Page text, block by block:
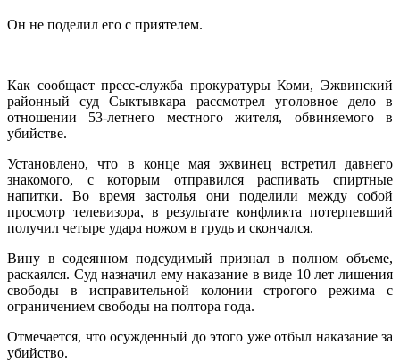
Он не поделил его с приятелем.
Как сообщает пресс-служба прокуратуры Коми, Эжвинский
районный суд Сыктывкара рассмотрел уголовное дело в
отношении 53-летнего местного жителя, обвиняемого в
убийстве.
Установлено, что в конце мая эжвинец встретил давнего
знакомого, с которым отправился распивать спиртные
напитки. Во время застолья они поделили между собой
просмотр телевизора, в результате конфликта потерпевший
получил четыре удара ножом в грудь и скончался.
Вину в содеянном подсудимый признал в полном объеме,
раскаялся. Суд назначил ему наказание в виде 10 лет лишения
свободы в исправительной колонии строгого режима с
ограничением свободы на полтора года.
Отмечается, что осужденный до этого уже отбыл наказание за
убийство.